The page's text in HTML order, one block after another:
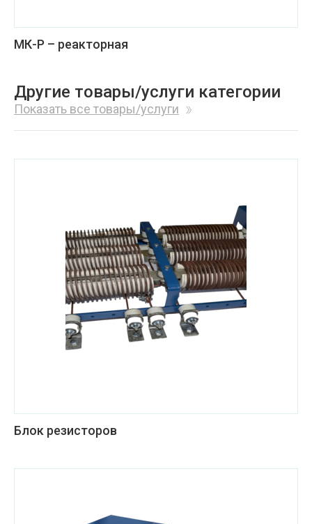
МК-Р – реакторная
Другие товары/услуги категории
Показать все товары/услуги
Блок резисторов